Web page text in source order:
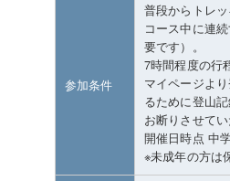
参加条件
普段からトレ
コース中に連
要です）。
7時間程度の行
マイページよ
るために登山
お断りさせて
開催日時点 中
※未成年の方は